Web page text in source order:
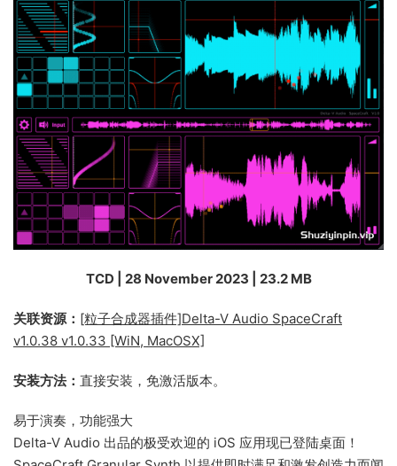
TCD | 28 November 2023 | 23.2 MB
关联资源： [粒子合成器插件]Delta-V Audio SpaceCraft
v1.0.38 v1.0.33 [WiN, MacOSX]
安装方法： 直接安装，免激活版本。
易于演奏，功能强大
Delta-V Audio 出品的极受欢迎的 iOS 应用现已登陆桌面！